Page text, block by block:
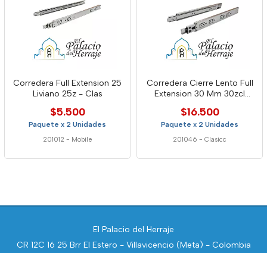
Corredera Full Extension 25
Liviano 25z - Clas
$5.500
Paquete x 2 Unidades
201012 - Mobile
Corredera Cierre Lento Full
Extension 30 Mm 30zcl
$16.500
Paquete x 2 Unidades
201046 - Clasicc
El Palacio del Herraje
CR 12C 16 25 Brr El Estero - Villavicencio (Meta) - Colombia